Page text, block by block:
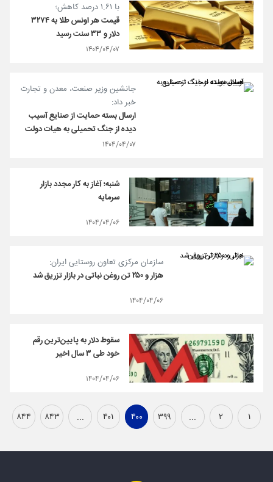
با ۱.۶۱ درصد کاهش؛
قیمت هر اونس طلا به ۳۲۷۴
دلار و ۳۳ سنت رسید
۱۴۰۴/۰۴/۰۷
جانشین وزیر صنعت، معدن و تجارت
خبر داد:
ارسال بسته حمایت از صنایع آسیب
دیده از جنگ تحمیلی به هیات دولت
۱۴۰۴/۰۴/۰۷
شنبه؛ آغاز به کار مجدد بازار
سرمایه
۱۴۰۴/۰۴/۰۶
سازمان مرکزی تعاون روستایی ایران:
هزار و ۲۵۰ تن روغن نباتی در بازار تزریق شد
۱۴۰۴/۰۴/۰۶
سقوط دلار به پایین‌ترین رقم
خود طی ۳ سال اخیر
۱۴۰۴/۰۴/۰۶
۱ ۲ ... ۳۹۹ ۴۰۰ ۴۰۱ ... ۸۴۳ ۸۴۴